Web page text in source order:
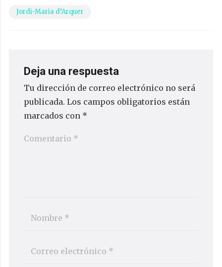
Jordi-Maria d’Arquer
Deja una respuesta
Tu dirección de correo electrónico no será
publicada. Los campos obligatorios están
marcados con *